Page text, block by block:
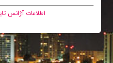
اطلاعات آژانس